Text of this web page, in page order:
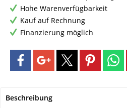
Hohe Warenverfügbarkeit
Kauf auf Rechnung
Finanzierung möglich
Beschreibung